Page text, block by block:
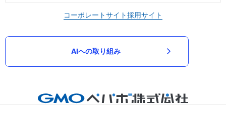
コーポレートサイト採用サイト
AIへの取り組み